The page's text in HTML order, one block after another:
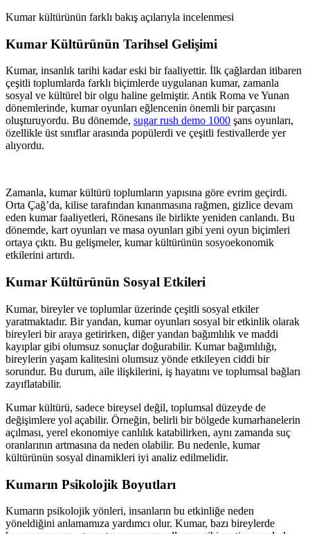
Kumar kültürünün farklı bakış açılarıyla incelenmesi
Kumar Kültürünün Tarihsel Gelişimi
Kumar, insanlık tarihi kadar eski bir faaliyettir. İlk çağlardan itibaren
çeşitli toplumlarda farklı biçimlerde uygulanan kumar, zamanla
sosyal ve kültürel bir olgu haline gelmiştir. Antik Roma ve Yunan
dönemlerinde, kumar oyunları eğlencenin önemli bir parçasını
oluşturuyordu. Bu dönemde, sugar rush demo 1000 şans oyunları,
özellikle üst sınıflar arasında popülerdi ve çeşitli festivallerde yer
alıyordu.
Zamanla, kumar kültürü toplumların yapısına göre evrim geçirdi.
Orta Çağ’da, kilise tarafından kınanmasına rağmen, gizlice devam
eden kumar faaliyetleri, Rönesans ile birlikte yeniden canlandı. Bu
dönemde, kart oyunları ve masa oyunları gibi yeni oyun biçimleri
ortaya çıktı. Bu gelişmeler, kumar kültürünün sosyoekonomik
etkilerini artırdı.
Kumar Kültürünün Sosyal Etkileri
Kumar, bireyler ve toplumlar üzerinde çeşitli sosyal etkiler
yaratmaktadır. Bir yandan, kumar oyunları sosyal bir etkinlik olarak
bireyleri bir araya getirirken, diğer yandan bağımlılık ve maddi
kayıplar gibi olumsuz sonuçlar doğurabilir. Kumar bağımlılığı,
bireylerin yaşam kalitesini olumsuz yönde etkileyen ciddi bir
sorundur. Bu durum, aile ilişkilerini, iş hayatını ve toplumsal bağları
zayıflatabilir.
Kumar kültürü, sadece bireysel değil, toplumsal düzeyde de
değişimlere yol açabilir. Örneğin, belirli bir bölgede kumarhanelerin
açılması, yerel ekonomiye canlılık katabilirken, aynı zamanda suç
oranlarının artmasına da neden olabilir. Bu nedenle, kumar
kültürünün sosyal dinamikleri iyi analiz edilmelidir.
Kumarın Psikolojik Boyutları
Kumarın psikolojik yönleri, insanların bu etkinliğe neden
yöneldiğini anlamamıza yardımcı olur. Kumar, bazı bireylerde